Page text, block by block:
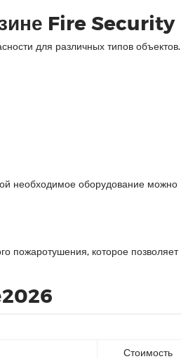
Fire Security
для различных типов объектов.
необходимое оборудование можно
пожаротушения, которое позволяет
Стоимость